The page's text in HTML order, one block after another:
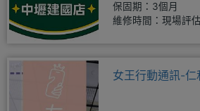
保固期：3個月
維修時間：現場評估
女王行動通訊-仁